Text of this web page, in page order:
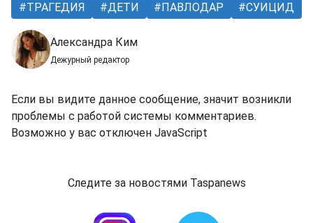
ТРАГЕДИЯ ДЕТИ ПАВЛОДАР СУИЦИД
Александра Ким
Дежурный редактор
Если вы видите данное сообщение, значит возникли
проблемы с работой системы комментариев.
Возможно у вас отключен JavaScript
Следите за новостями Taspanews